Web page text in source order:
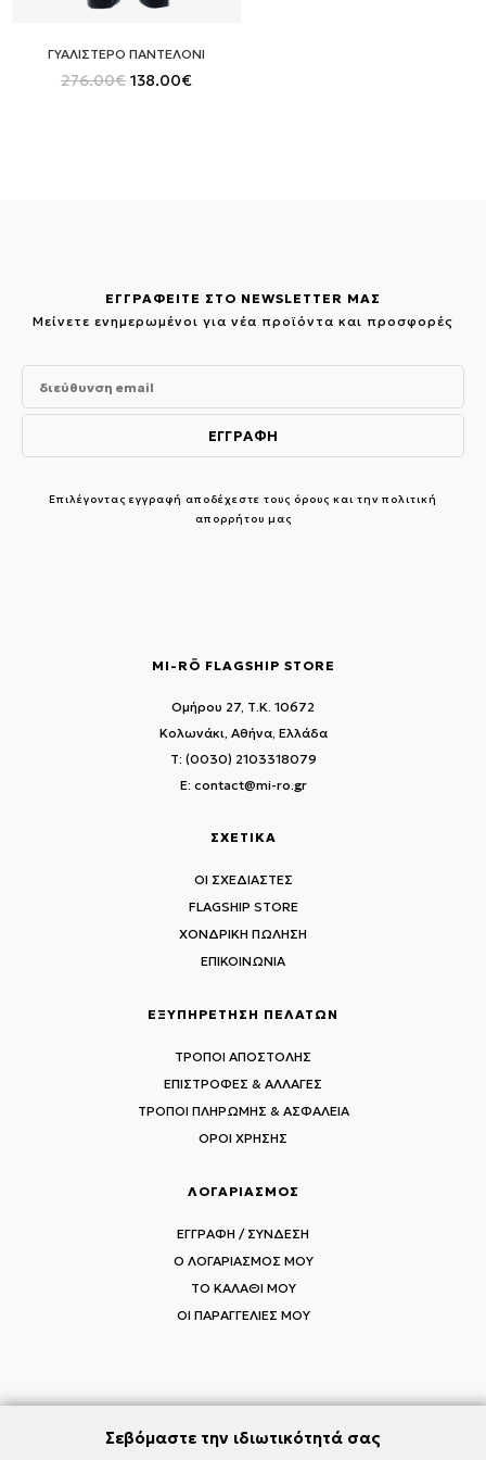
ΓΥΑΛΙΣΤΕΡΟ ΠΑΝΤΕΛΟΝΙ
276.00€ Original
price
138.00€Η
τρέχουσα
ΕΓΓΡΑΦΕΙΤΕ ΣΤΟ NEWSLETTER ΜΑΣ
Μείνετε ενημερωμένοι για νέα προϊόντα και προσφορές
Επιλέγοντας εγγραφή αποδέχεστε τους όρους και την πολιτική
απορρήτου μας
MI-RŌ FLAGSHIP STORE
Ομήρου 27, Τ.Κ. 10672
Κολωνάκι, Αθήνα, Ελλάδα
T: (0030) 2103318079
E: contact@mi-ro.gr
ΣΧΕΤΙΚΑ
ΟΙ ΣΧΕΔΙΑΣΤΕΣ
FLAGSHIP STORE
ΧΟΝΔΡΙΚΗ ΠΩΛΗΣΗ
ΕΠΙΚΟΙΝΩΝΙΑ
ΕΞΥΠΗΡΕΤΗΣΗ ΠΕΛΑΤΩΝ
ΤΡΟΠΟΙ ΑΠΟΣΤΟΛΗΣ
ΕΠΙΣΤΡΟΦΕΣ & ΑΛΛΑΓΕΣ
ΤΡΟΠΟΙ ΠΛΗΡΩΜΗΣ & ΑΣΦΑΛΕΙΑ
ΟΡΟΙ ΧΡΗΣΗΣ
ΛΟΓΑΡΙΑΣΜΟΣ
ΕΓΓΡΑΦΗ / ΣΥΝΔΕΣΗ
Ο ΛΟΓΑΡΙΑΣΜΟΣ ΜΟΥ
ΤΟ ΚΑΛΑΘΙ ΜΟΥ
ΟΙ ΠΑΡΑΓΓΕΛΙΕΣ ΜΟΥ
Visit InstagramVisit FacebookVisit Vimeo
Σεβόμαστε την ιδιωτικότητά σας